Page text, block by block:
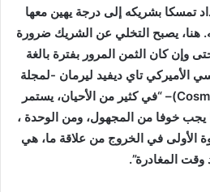
تمسكا بشريكه إلى درجة يهين معها
هنا، يصبح التخلي عن الشريك ضرورة
وإن كان الثمن المرور بفترة بالغة
الأميركي تاي ديفيد ليرمان -لمجلة
“كوزموبوليتان” (Cosmopolitan)– “في كثير من الأحيان، يستمر
يجب خوفا من المجهول، ومن الوحدة ،
الأولى في الخروج من علاقة ما، هي
وقت المغادرة”.